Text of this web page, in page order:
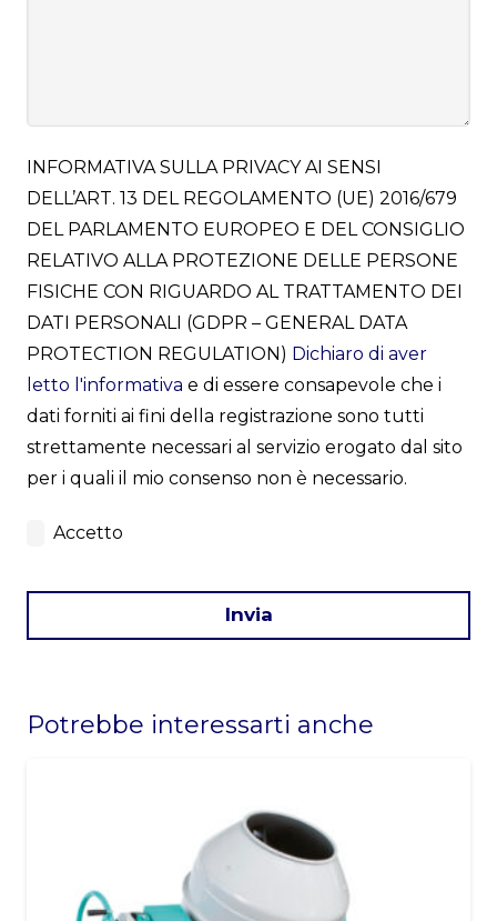
INFORMATIVA SULLA PRIVACY AI SENSI
DELL’ART. 13 DEL REGOLAMENTO (UE) 2016/679
DEL PARLAMENTO EUROPEO E DEL CONSIGLIO
RELATIVO ALLA PROTEZIONE DELLE PERSONE
FISICHE CON RIGUARDO AL TRATTAMENTO DEI
DATI PERSONALI (GDPR – GENERAL DATA
PROTECTION REGULATION) Dichiaro di aver
letto l'informativa e di essere consapevole che i
dati forniti ai fini della registrazione sono tutti
strettamente necessari al servizio erogato dal sito
per i quali il mio consenso non è necessario.
Accetto
Invia
should
Potrebbe interessarti anche